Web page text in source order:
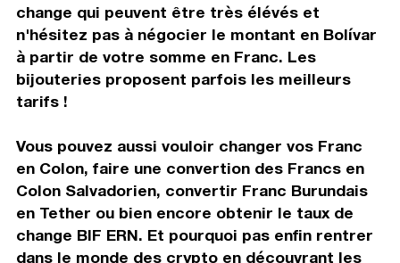
change qui peuvent être très élévés et
n'hésitez pas à négocier le montant en Bolívar
à partir de votre somme en Franc. Les
bijouteries proposent parfois les meilleurs
tarifs !
Vous pouvez aussi vouloir changer vos Franc
en Colon, faire une convertion des Francs en
Colon Salvadorien, convertir Franc Burundais
en Tether ou bien encore obtenir le taux de
change BIF ERN. Et pourquoi pas enfin rentrer
dans le monde des crypto en découvrant les